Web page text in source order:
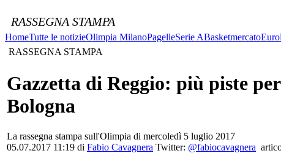
RASSEGNA STAMPA
HomeTutte le notizieOlimpia MilanoPagelleSerie ABasketmercato
RASSEGNA STAMPA
Gazzetta di Reggio: più piste
Bologna
La rassegna stampa sull'Olimpia di mercoledì 5 luglio 2017
05.07.2017 11:19 di Fabio Cavagnera Twitter: @fabiocavagnera